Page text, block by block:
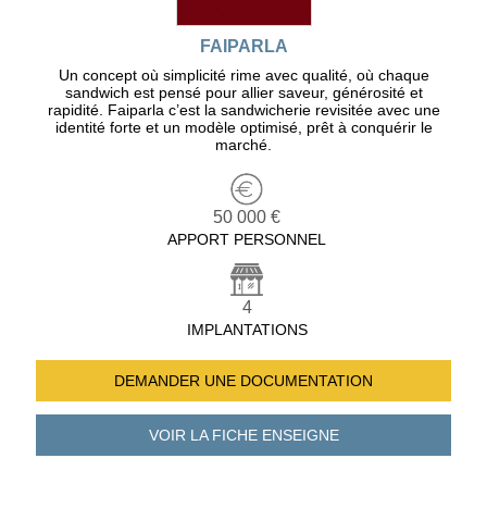
FAIPARLA
Un concept où simplicité rime avec qualité, où chaque
sandwich est pensé pour allier saveur, générosité et
rapidité. Faiparla c’est la sandwicherie revisitée avec une
identité forte et un modèle optimisé, prêt à conquérir le
marché.
50 000 €
APPORT PERSONNEL
4
IMPLANTATIONS
DEMANDER UNE DOCUMENTATION
VOIR LA FICHEENSEIGNE